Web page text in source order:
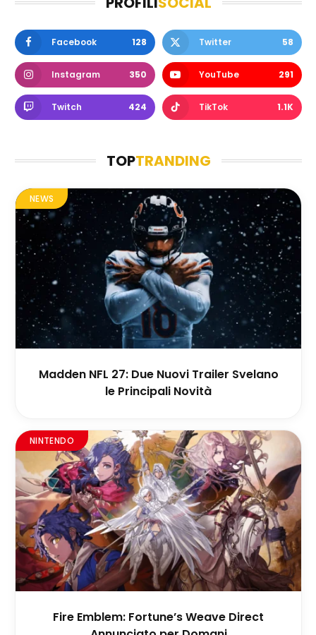
Facebook 128 Twitter 58
Instagram 350 YouTube 291
Twitch 424 TikTok 1.1K
TOPTRANDING
NEWS
Madden NFL 27: Due Nuovi Trailer Svelano
le Principali Novità
NINTENDO
Fire Emblem: Fortune’s Weave Direct